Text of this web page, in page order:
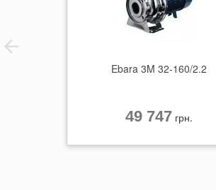
Ebara 3M 32-160/2.2
49 747 грн.